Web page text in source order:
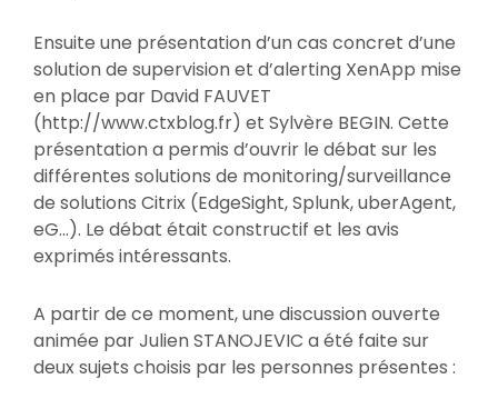
Ensuite une présentation d’un cas concret d’une
solution de supervision et d’alerting XenApp mise
en place par David FAUVET
(http://www.ctxblog.fr) et Sylvère BEGIN. Cette
présentation a permis d’ouvrir le débat sur les
différentes solutions de monitoring/surveillance
de solutions Citrix (EdgeSight, Splunk, uberAgent,
eG…). Le débat était constructif et les avis
exprimés intéressants.
A partir de ce moment, une discussion ouverte
animée par Julien STANOJEVIC a été faite sur
deux sujets choisis par les personnes présentes :